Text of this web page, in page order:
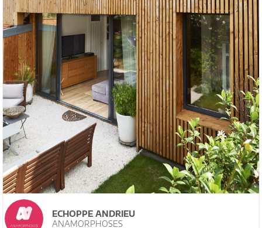
ECHOPPE ANDRIEU
ANAMORPHOSES